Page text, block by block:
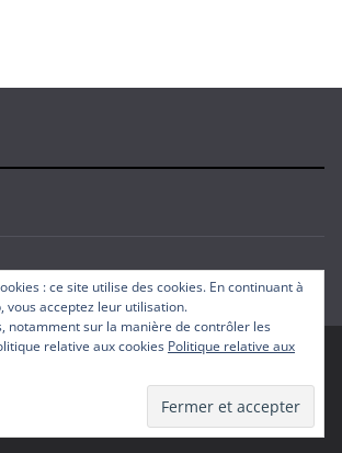
. Tous droits réservés.
par ThemeGrill. Propulsé parWordPress
: ce site utilise des cookies. En continuant à
vous acceptez leur utilisation.
notamment sur la manière de contrôler les
relative aux cookies Politique relative aux